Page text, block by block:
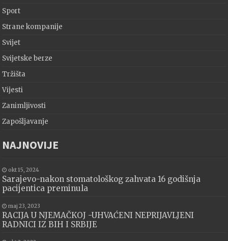
Sport
Strane kompanije
Svijet
Svijetske berze
Tržišta
Vijesti
Zanimljivosti
Zapošljavanje
NAJNOVIJE
okt 15, 2024
Sarajevo-nakon stomatološkog zahvata 16 godišnja
pacijentica preminula
maj 23, 2023
RACIJA U NJEMAČKOJ -UHVAĆENI NEPRIJAVLJENI
RADNICI IZ BIH I SRBIJE